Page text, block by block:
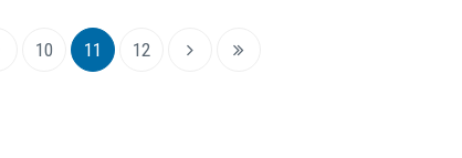
10 11 12